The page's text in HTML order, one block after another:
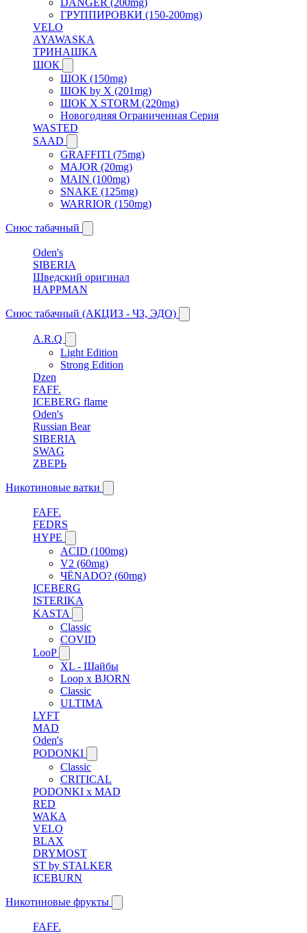
ГРУППИРОВКИ (150-200mg)
VELO
AYAWASKA
ТРИНАШКА
ШОК
ШОК (150mg)
ШОК by X (201mg)
ШОК X STORM (220mg)
Новогодняя Ограниченная Серия
WASTED
SAAD
GRAFFITI (75mg)
MAJOR (20mg)
MAIN (100mg)
SNAKE (125mg)
WARRIOR (150mg)
Снюс табачный
Oden's
SIBERIA
Шведский оригинал
HAPPMAN
Снюс табачный (АКЦИЗ - ЧЗ, ЭДО)
A.R.Q
Light Edition
Strong Edition
Dzen
FAFF.
ICEBERG flame
Oden's
Russian Bear
SIBERIA
SWAG
ZВЕРЬ
Никотиновые ватки
FAFF.
FEDRS
HYPE
ACID (100mg)
V2 (60mg)
ЧЁNADO? (60mg)
ICEBERG
ISTERIKA
KASTA
Classic
COVID
LooP
XL - Шайбы
Loop x BJORN
Classic
ULTIMA
LYFT
MAD
Oden's
PODONKI
Classic
CRITICAL
PODONKI x MAD
RED
WAKA
VELO
BLAX
DRYMOST
ST by STALKER
ICEBURN
Никотиновые фрукты
FAFF.